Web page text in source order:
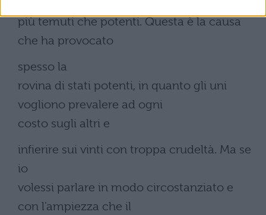
più temuti che potenti. Questa è la causa
che ha provocato
spesso la
rovina di stati potenti, in quanto gli uni
vogliono prevalere ad ogni
costo sugli altri e
infierire sui vinti con troppa crudeltà. Ma se
io
volessi parlare in modo circostanziato e
con l'ampiezza che il